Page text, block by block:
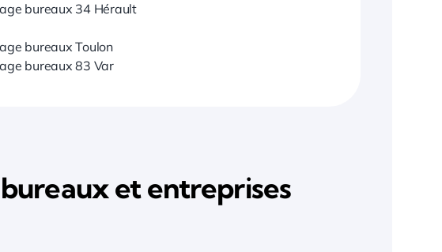
bureaux 34 Hérault
bureaux Toulon
bureaux 83 Var
et entreprises